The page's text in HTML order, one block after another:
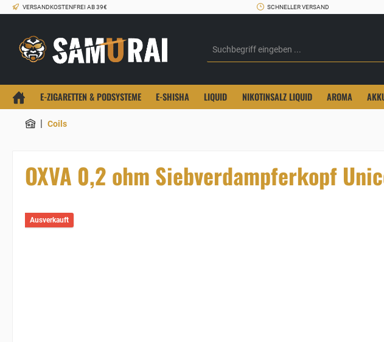
VERSANDKOSTENFREI AB 39€ SCHNELLER VERSAND
E-ZIGARETTEN & PODSYSTEME E-SHISHA LIQUID NIKOTINSALZ LIQUID AROMA
| Coils
OXVA 0,2 ohm Siebverdampferkopf
Ausverkauft